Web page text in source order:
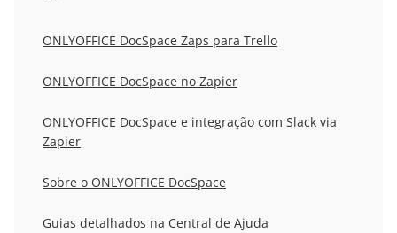
ONLYOFFICE DocSpace Zaps para Trello
ONLYOFFICE DocSpace no Zapier
ONLYOFFICE DocSpace e integração com Slack via
Zapier
Sobre o ONLYOFFICE DocSpace
Guias detalhados na Central de Ajuda